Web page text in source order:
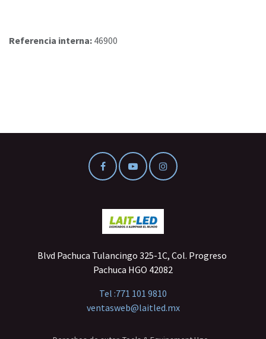
Referencia interna: 46900
Blvd Pachuca Tulancingo 325-1C, Col. Progreso
Pachuca HGO 42082
Tel :771 101 9810
ventasweb@laitled.mx